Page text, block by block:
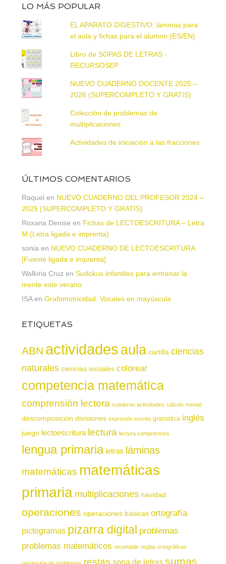
LO MÁS POPULAR
EL APARATO DIGESTIVO: láminas para
el aula y fichas para el alumno (ES/EN)
Libro de SOPAS DE LETRAS -
RECURSOSEP
NUEVO CUADERNO DOCENTE 2025 –
2026 (SUPERCOMPLETO Y GRATIS)
Colección de problemas de
multiplicaciones
Actividades de iniciación a las fracciones
ÚLTIMOS COMENTARIOS
Raquel en NUEVO CUADERNO DEL PROFESOR 2024 –
2025 (SUPERCOMPLETO Y GRATIS)
Roxana Denise en Fichas de LECTOESCRITURA – Letra
M (Letra ligada e imprenta)
sonia en NUEVO CUADERNO DE LECTOESCRITURA
[Fuente ligada e imprenta]
Walkiria Cruz en Sudokus infantiles para entrenar la
mente este verano
ISAen Grafomotricidad. Vocales en mayúscula
ETIQUETAS
ABN actividadesaula cartilla ciencias
naturales ciencias sociales colorear
competencia matemática
comprensión lectora cuaderno actividades cálculo mental
descomposición divisiones expresión escrita gramática inglés
juego lectoescritura lectura lectura comprensiva
lengua primaria letras láminas
matemáticas matemáticas
primaria multiplicaciones navidad
operaciones operaciones básicas ortografía
pictogramas pizarra digital problemas
problemas matemáticos recortable reglas ortográficas
restas sopa de letras sumas